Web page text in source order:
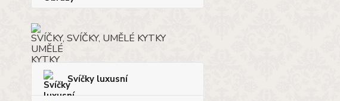
SVÍČKY, UMĚLÉ KYTKY
Svíčky luxusní